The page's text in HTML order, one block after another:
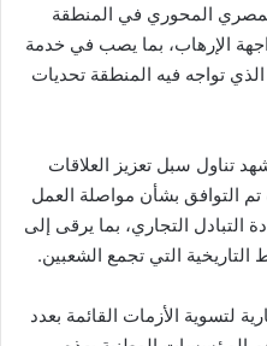
المحوري في المنطقة
الإرهاب، بما يصب في خدمة
تواجه فيه المنطقة تحديات
تناول سبل تعزيز العلاقات
التوافق بشأن مواصلة العمل
التبادل التجاري، بما يرقى إلى
التاريخية التي تجمع الشعبين.
لتسوية الأزمات القائمة بعدد